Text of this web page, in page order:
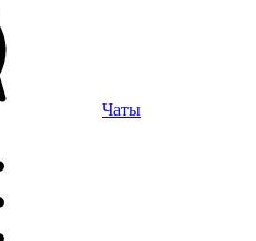
Чаты